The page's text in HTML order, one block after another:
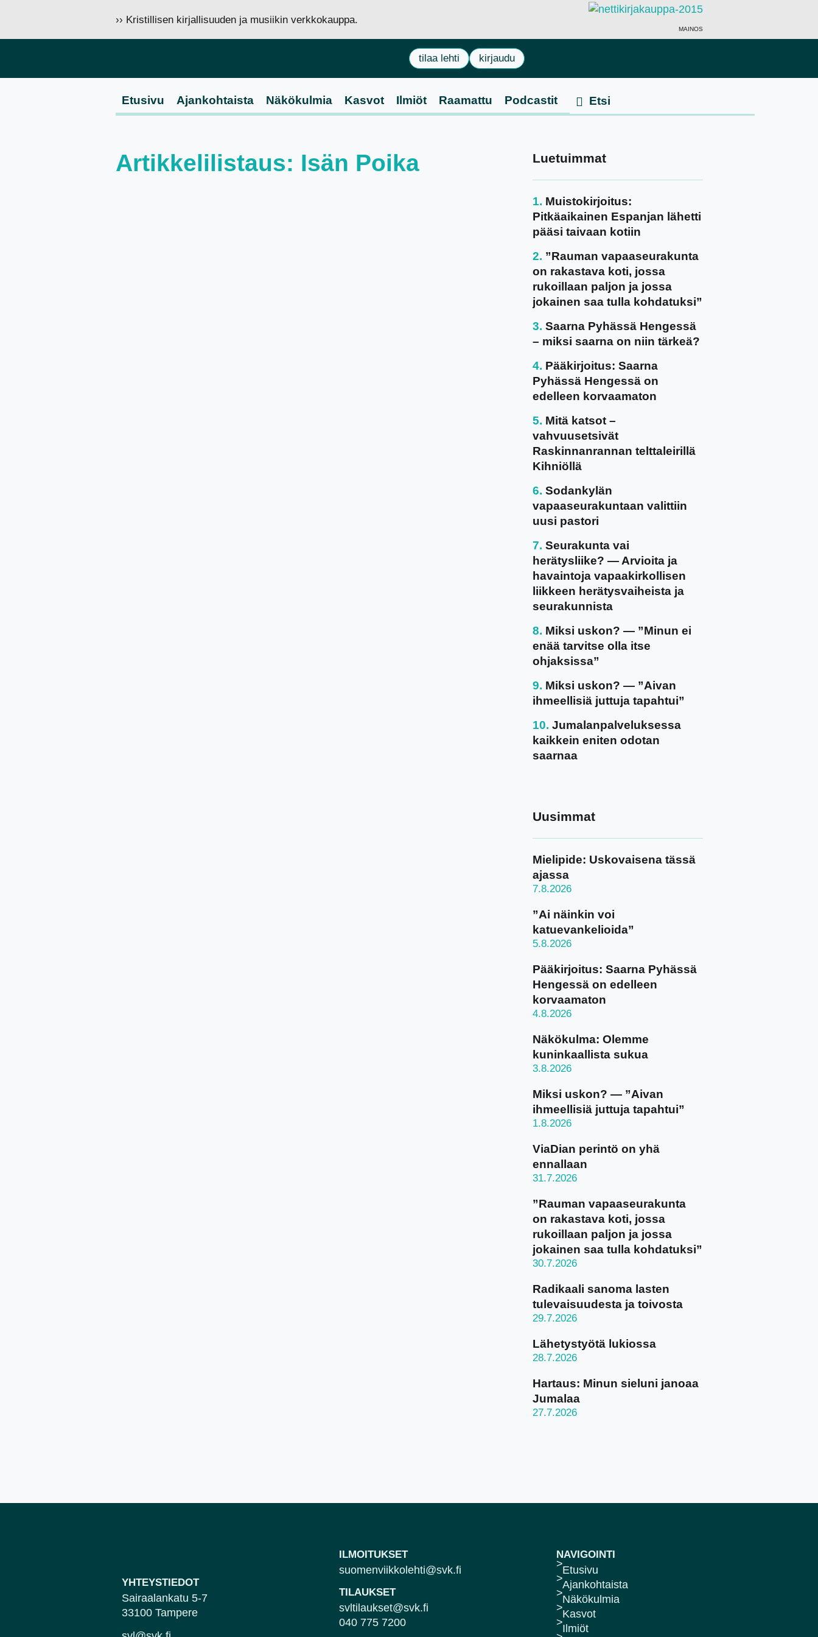
›› Kristillisen kirjallisuuden ja musiikin verkkokauppa.
MAINOS
tilaa lehti kirjaudu
Etusivu Ajankohtaista Näkökulmia Kasvot Ilmiöt Raamattu Podcastit
Artikkelilistaus: Isän Poika Luetuimmat
Muistokirjoitus:
Pitkäaikainen Espanjan lähetti
pääsi taivaan kotiin
”Rauman vapaaseurakunta
on rakastava koti, jossa
rukoillaan paljon ja jossa
jokainen saa tulla kohdatuksi”
Saarna Pyhässä Hengessä
– miksi saarna on niin tärkeä?
Pääkirjoitus: Saarna
Pyhässä Hengessä on
edelleen korvaamaton
Mitä katsot –
vahvuusetsivät
Raskinnanrannan telttaleirillä
Kihniöllä
Sodankylän
vapaaseurakuntaan valittiin
uusi pastori
Seurakunta vai
herätysliike? — Arvioita ja
havaintoja vapaakirkollisen
liikkeen herätysvaiheista ja
seurakunnista
Miksi uskon? — ”Minun ei
enää tarvitse olla itse
ohjaksissa”
Miksi uskon? — ”Aivan
ihmeellisiä juttuja tapahtui”
Jumalanpalveluksessa
kaikkein eniten odotan
saarnaa
Uusimmat
Mielipide: Uskovaisena tässä
ajassa
7.8.2026
”Ai näinkin voi
katuevankelioida”
5.8.2026
Pääkirjoitus: Saarna Pyhässä
Hengessä on edelleen
korvaamaton
4.8.2026
Näkökulma: Olemme
kuninkaallista sukua
3.8.2026
Miksi uskon? — ”Aivan
ihmeellisiä juttuja tapahtui”
1.8.2026
ViaDian perintö on yhä
ennallaan
31.7.2026
”Rauman vapaaseurakunta
on rakastava koti, jossa
rukoillaan paljon ja jossa
jokainen saa tulla kohdatuksi”
30.7.2026
Radikaali sanoma lasten
tulevaisuudesta ja toivosta
29.7.2026
Lähetystyötä lukiossa
28.7.2026
Hartaus: Minun sieluni janoaa
Jumalaa
27.7.2026
YHTEYSTIEDOT
Sairaalankatu 5-7
33100 Tampere
ILMOITUKSET
suomenviikkolehti@svk.fi
TILAUKSET
svltilaukset@svk.fi
040 775 7200
NAVIGOINTI
Etusivu
Ajankohtaista
Näkökulmia
Kasvot
Ilmiöt